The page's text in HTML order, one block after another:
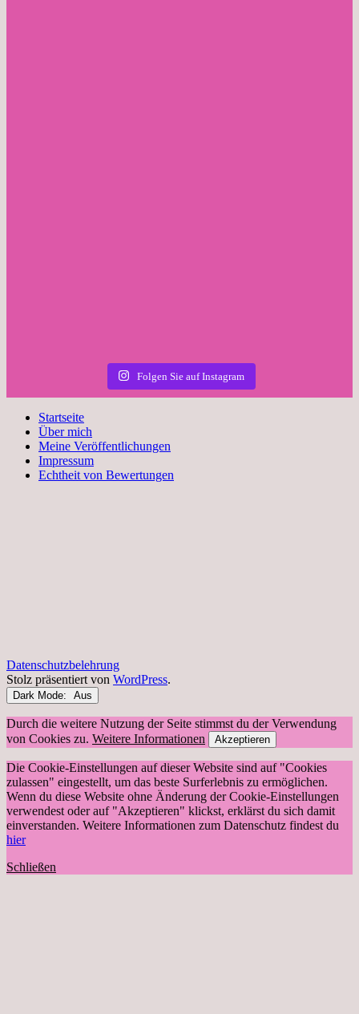
Folgen Sie auf Instagram
Startseite
Über mich
Meine Veröffentlichungen
Impressum
Echtheit von Bewertungen
Datenschutzbelehrung
Stolz präsentiert von WordPress.
Dark Mode:
Durch die weitere Nutzung der Seite stimmst du der Verwendung
von Cookies zu. Weitere Informationen Akzeptieren
Die Cookie-Einstellungen auf dieser Website sind auf "Cookies
zulassen" eingestellt, um das beste Surferlebnis zu ermöglichen.
Wenn du diese Website ohne Änderung der Cookie-Einstellungen
verwendest oder auf "Akzeptieren" klickst, erklärst du sich damit
einverstanden. Weitere Informationen zum Datenschutz findest du
hier
Schließen